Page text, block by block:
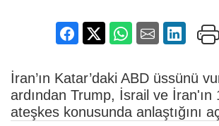
İran’ın Katar’daki ABD üssünü
ardından Trump, İsrail ve İran'ın
ateşkes konusunda anlaştığını